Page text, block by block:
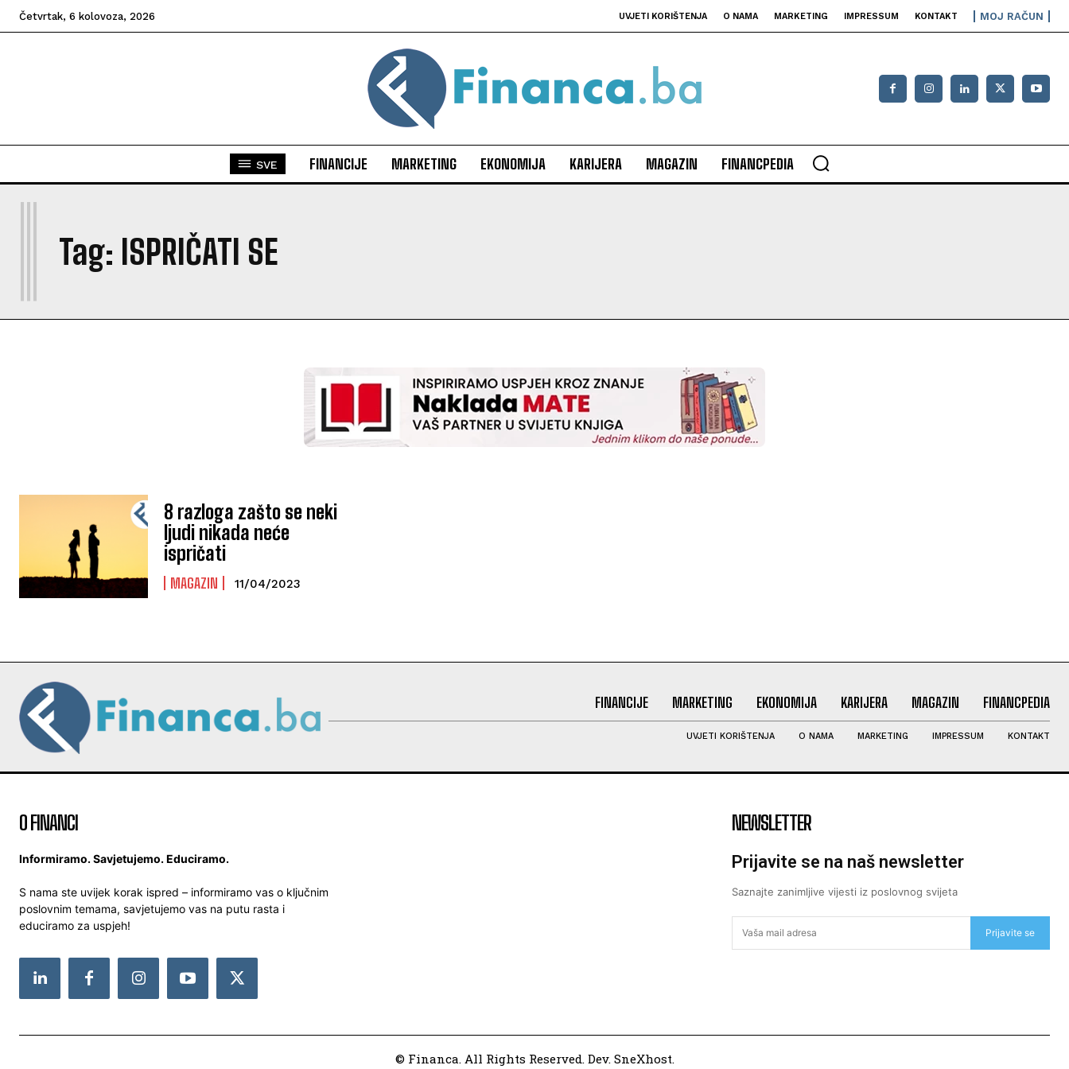
Četvrtak, 6 kolovoza, 2026 UVJETI KORIŠTENJA O NAMA MARKETING IMPRESSUM KONTAKT MOJ RAČUN
SVE FINANCIJE MARKETING EKONOMIJA KARIJERA MAGAZIN FINANCPEDIA
Tag: ISPRIČATI SE
I
8 razloga zašto se neki
ljudi nikada neće
ispričati
MAGAZIN 11/04/2023
FINANCIJE MARKETING EKONOMIJA KARIJERA MAGAZIN FINANCPEDIA
UVJETI KORIŠTENJA O NAMA MARKETING IMPRESSUM KONTAKT
O FINANCI
Informiramo. Savjetujemo. Educiramo.
S nama ste uvijek korak ispred – informiramo vas o ključnim
poslovnim temama, savjetujemo vas na putu rasta i
educiramo za uspjeh!
NEWSLETTER
Prijavite se na naš newsletter
Saznajte zanimljive vijesti iz poslovnog svijeta
Prijavite se
© Financa. All Rights Reserved. Dev. SneXhost.